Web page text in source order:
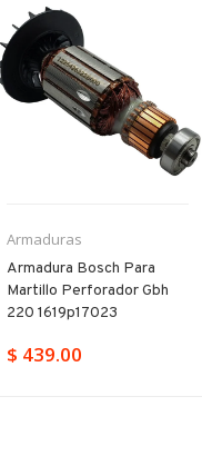
Armaduras
Armadura Bosch Para
Martillo Perforador Gbh
220 1619p17023
$ 439.00